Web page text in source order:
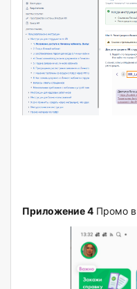
Приложение 4 Промо